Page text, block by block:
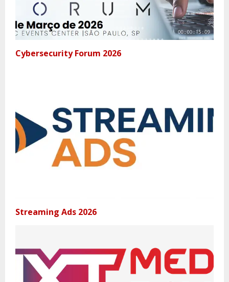
Cybersecurity Forum 2026
Streaming Ads 2026